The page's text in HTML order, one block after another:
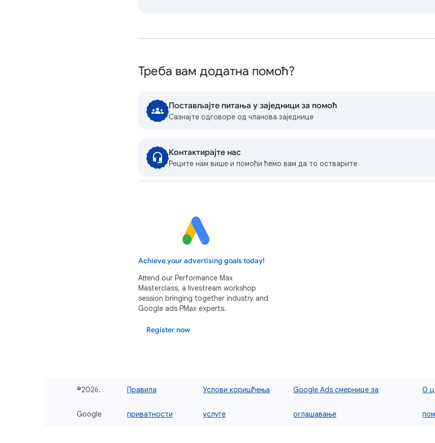
Треба вам додатна помоћ?
Постављајте питања у заједници за помоћ
Сазнајте одговоре од чланова заједнице
Контактирајте нас
Реците нам више и помоћи ћемо вам да то остварите
Achieve your advertising goals today!
Attend our Performance Max
Masterclass, a livestream workshop
session bringing together industry and
Google ads PMax experts.
Register now
©2026.
Google
Правила
приватности
Услови коришћења
услуге
Google Ads смернице за
оглашавање
О